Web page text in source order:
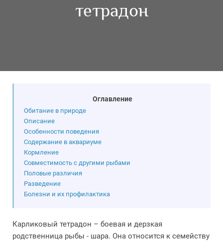
тетрадон
Оглавление
Обитание в природе
Описание
Особенности поведения
Содержание в аквариуме
Кормление
Совместимость с другими рыбами
Половые различия
Разведение
Болезни и их профилактика
Карликовый тетрадон – боевая и дерзкая
родственница рыбы - шара. Она относится к семейству